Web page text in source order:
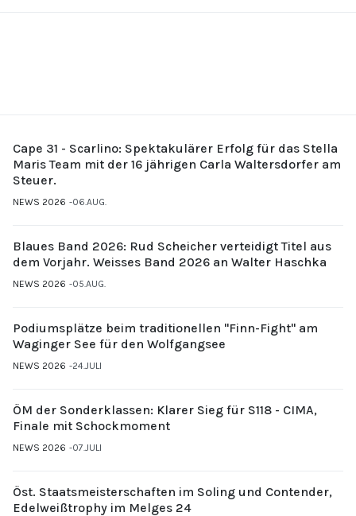
Cape 31 - Scarlino: Spektakulärer Erfolg für das Stella
Maris Team mit der 16 jährigen Carla Waltersdorfer am
Steuer.
NEWS 2026 06.AUG.
Blaues Band 2026: Rud Scheicher verteidigt Titel aus
dem Vorjahr. Weisses Band 2026 an Walter Haschka
NEWS 2026 05.AUG.
Podiumsplätze beim traditionellen "Finn-Fight" am
Waginger See für den Wolfgangsee
NEWS 2026 24.JULI
ÖM der Sonderklassen: Klarer Sieg für S118 - CIMA,
Finale mit Schockmoment
NEWS 2026 07.JULI
Öst. Staatsmeisterschaften im Soling und Contender,
Edelweißtrophy im Melges 24